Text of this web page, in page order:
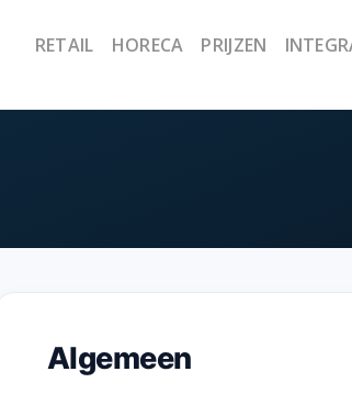
RETAIL HORECA PRIJZEN
Algemeen